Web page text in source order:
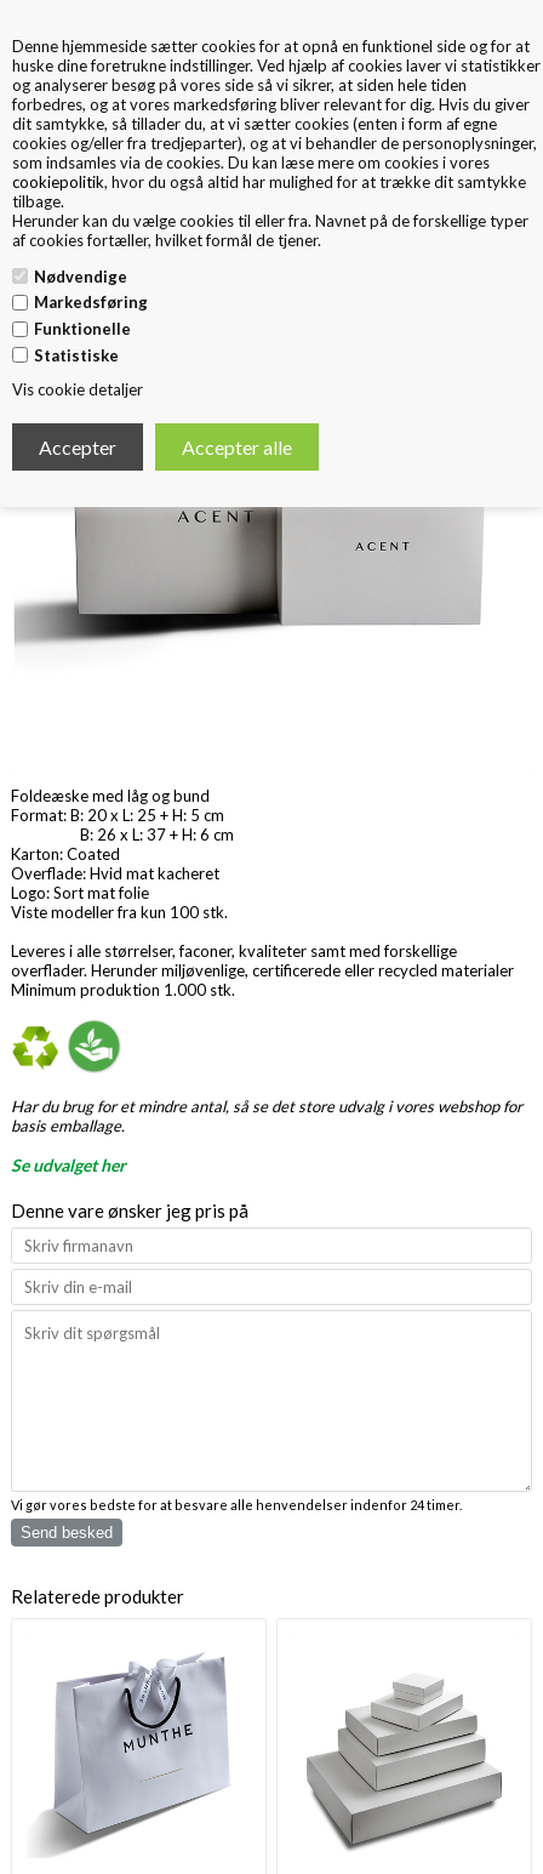
Denne hjemmeside sætter cookies for at opnå en funktionel side og for at
huske dine foretrukne indstillinger. Ved hjælp af cookies laver vi statistikker
og analyserer besøg på vores side så vi sikrer, at siden hele tiden
forbedres, og at vores markedsføring bliver relevant for dig. Hvis du giver
dit samtykke, så tillader du, at vi sætter cookies (enten i form af egne
cookies og/eller fra tredjeparter), og at vi behandler de personoplysninger,
som indsamles via de cookies. Du kan læse mere om cookies i vores
cookiepolitik, hvor du også altid har mulighed for at trække dit samtykke
tilbage.
Herunder kan du vælge cookies til eller fra. Navnet på de forskellige typer
af cookies fortæller, hvilket formål de tjener.
Nødvendige
Markedsføring
Funktionelle
Statistiske
Vis cookie detaljer
0
< Tilbage
Gaveæske med låg og bund
Foldeæske med låg og bund
Format: B: 20 x L: 25 + H: 5 cm
B: 26 x L: 37 + H: 6 cm
Karton: Coated
Overflade: Hvid mat kacheret
Logo: Sort mat folie
Viste modeller fra kun 100 stk.
Leveres i alle størrelser, faconer, kvaliteter samt med forskellige
overflader. Herunder miljøvenlige, certificerede eller recycled materialer
Minimum produktion 1.000 stk.
Har du brug for et mindre antal, så se det store udvalg i vores webshop for
basis emballage.
Se udvalget her
Denne vare ønsker jeg pris på
Vi gør vores bedste for at besvare alle henvendelser indenfor 24 timer.
Send besked
Relaterede produkter